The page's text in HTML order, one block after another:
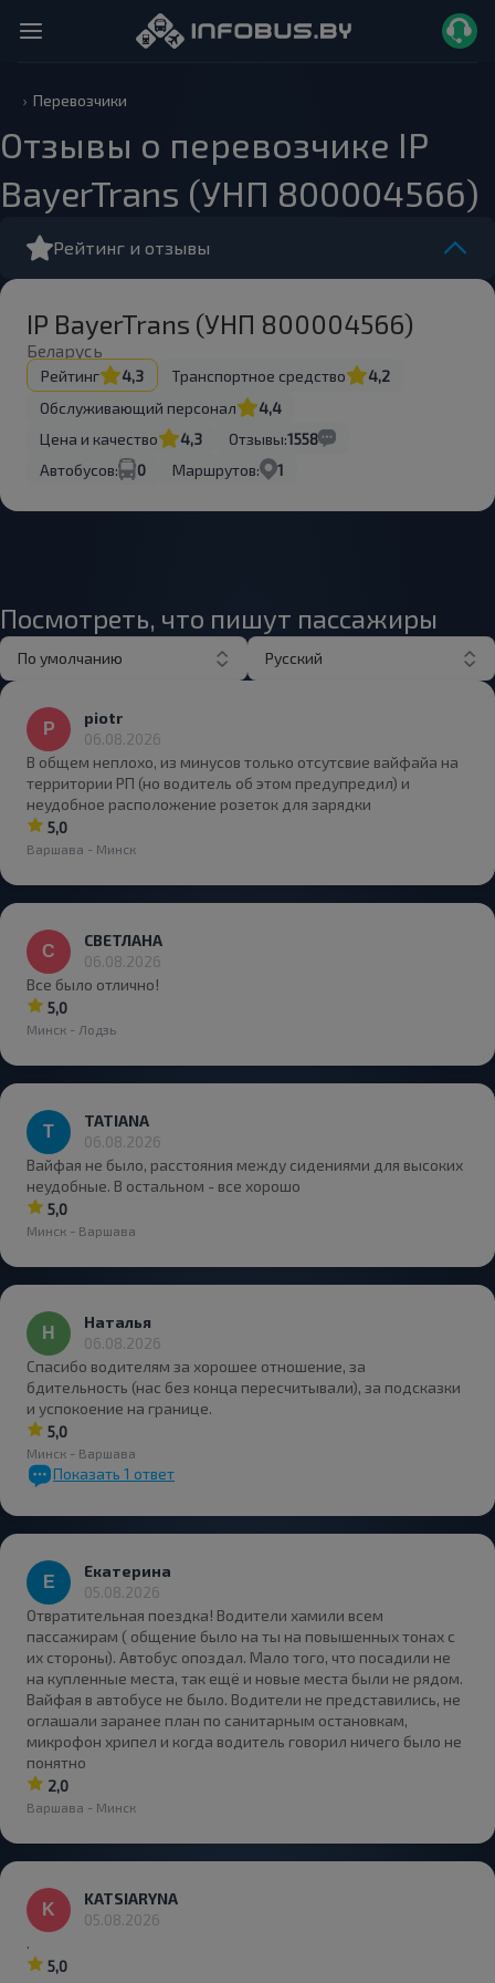
Перевозчики
Отзывы о перевозчике IP
BayerTrans (УНП 800004566)
Рейтинг и отзывы
IP BayerTrans (УНП 800004566)
Беларусь
Рейтинг 4,3 Транспортное средство
4,2
Обслуживающий персонал
4,4
Цена и качество
4,3 Отзывы:1558
Автобусов:
0 Маршрутов: 1
Посмотреть, что пишут пассажиры
По умолчанию Русский
piotr
06.08.2026
В общем неплохо, из минусов только отсутсвие вайфайа на
территории РП (но водитель об этом предупредил) и
неудобное расположение розеток для зарядки
5,0
Варшава - Минск
СВЕТЛАНА
06.08.2026
Все было отлично!
5,0
Минск - Лодзь
TATIANA
06.08.2026
Вайфая не было, расстояния между сидениями для высоких
неудобные. В остальном - все хорошо
5,0
Минск - Варшава
Наталья
06.08.2026
Спасибо водителям за хорошее отношение, за
бдительность (нас без конца пересчитывали), за подсказки
и успокоение на границе.
5,0
Минск - Варшава
Показать 1 ответ
Екатерина
05.08.2026
Отвратительная поездка! Водители хамили всем
пассажирам ( общение было на ты на повышенных тонах с
их стороны). Автобус опоздал. Мало того, что посадили не
на купленные места, так ещё и новые места были не рядом.
Вайфая в автобусе не было. Водители не представились, не
оглашали заранее план по санитарным остановкам,
микрофон хрипел и когда водитель говорил ничего было не
понятно
2,0
Варшава - Минск
KATSIARYNA
05.08.2026
.
5,0